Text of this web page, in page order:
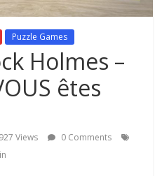
Puzzle Games
Holmes –
êtes
Views
0 Comments